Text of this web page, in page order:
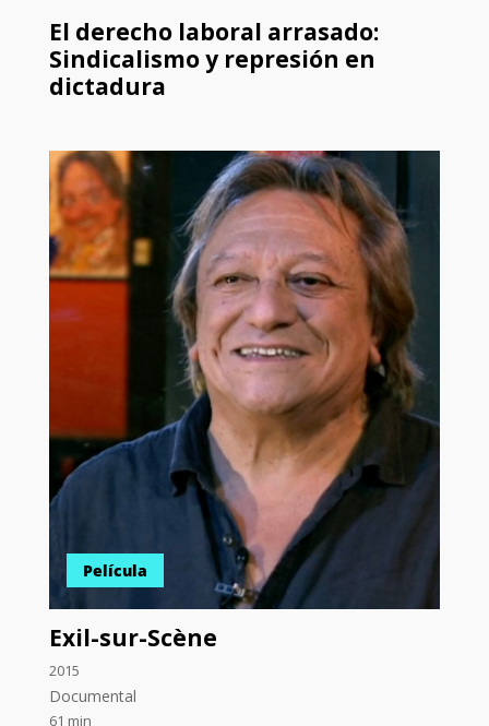
El derecho laboral arrasado:
Sindicalismo y represión en
dictadura
Película
Exil-sur-Scène
2015
Documental
61 min